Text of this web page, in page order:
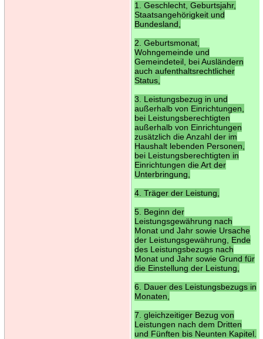
1. Geschlecht, Geburtsjahr,
Staatsangehörigkeit und
Bundesland,
2. Geburtsmonat,
Wohngemeinde und
Gemeindeteil, bei Ausländern
auch aufenthaltsrechtlicher
Status,
3. Leistungsbezug in und
außerhalb von Einrichtungen,
bei Leistungsberechtigten
außerhalb von Einrichtungen
zusätzlich die Anzahl der im
Haushalt lebenden Personen,
bei Leistungsberechtigten in
Einrichtungen die Art der
Unterbringung,
4. Träger der Leistung,
5. Beginn der
Leistungsgewährung nach
Monat und Jahr sowie Ursache
der Leistungsgewährung, Ende
des Leistungsbezugs nach
Monat und Jahr sowie Grund für
die Einstellung der Leistung,
6. Dauer des Leistungsbezugs in
Monaten,
7. gleichzeitiger Bezug von
Leistungen nach dem Dritten
und Fünften bis Neunten Kapitel.